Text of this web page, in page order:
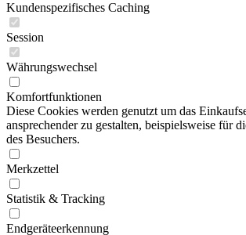
Kundenspezifisches Caching
Session
Währungswechsel
Komfortfunktionen
Diese Cookies werden genutzt um das
ansprechender zu gestalten, beispielsweise für
des Besuchers.
Merkzettel
Statistik & Tracking
Endgeräteerkennung